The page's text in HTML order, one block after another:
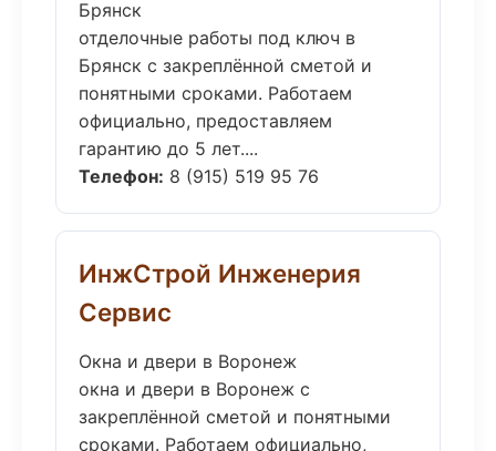
Брянск
отделочные работы под ключ в
Брянск с закреплённой сметой и
понятными сроками. Работаем
официально, предоставляем
гарантию до 5 лет....
Телефон: 8 (915) 519 95 76
ИнжСтрой Инженерия
Сервис
Окна и двери в Воронеж
окна и двери в Воронеж с
закреплённой сметой и понятными
сроками. Работаем официально,